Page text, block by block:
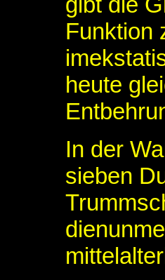
Funktion
heute
In der
sieben